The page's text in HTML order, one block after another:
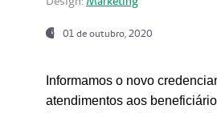
01 de outubro, 2020
Informamos o novo
atendimentos aos